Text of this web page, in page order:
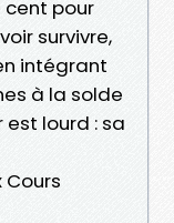
cent pour
survivre,
intégrant
à la solde
est lourd : sa